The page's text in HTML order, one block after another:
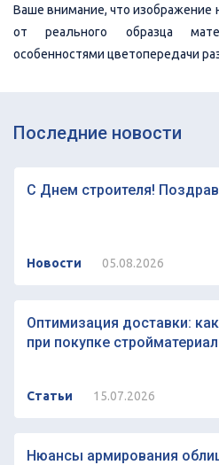
Ваше внимание, что изображение
от реального образца
особенностями цветопередачи
Последние новости
С Днем строителя!
Новости 05.08.2026
Оптимизация доставки:
при покупке
Статьи 15.07.2026
Нюансы армирования